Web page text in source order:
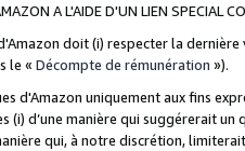
A L'AIDE D'UN LIEN SPECIAL
doit (i) respecter la
le « Décompte de rémunération »).
d'Amazon uniquement aux fins
(i) d’une manière qui suggérerait
qui, à notre discrétion,